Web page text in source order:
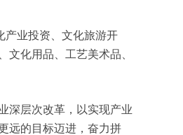
产业投资、文化旅游开
化用品、工艺美术品、
深层次改革，以实现产业
远的目标迈进，奋力拼